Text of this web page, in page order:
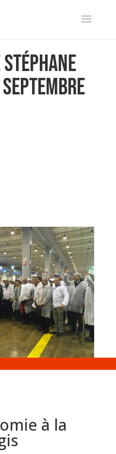
à la